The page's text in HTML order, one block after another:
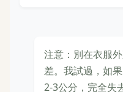
注意：別在衣服
差。我試過，如
2-3公分，完全失